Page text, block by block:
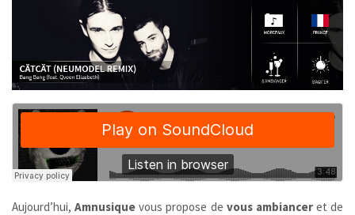
Aujourd’hui,Amnusique vous propose de vous ambianceret de